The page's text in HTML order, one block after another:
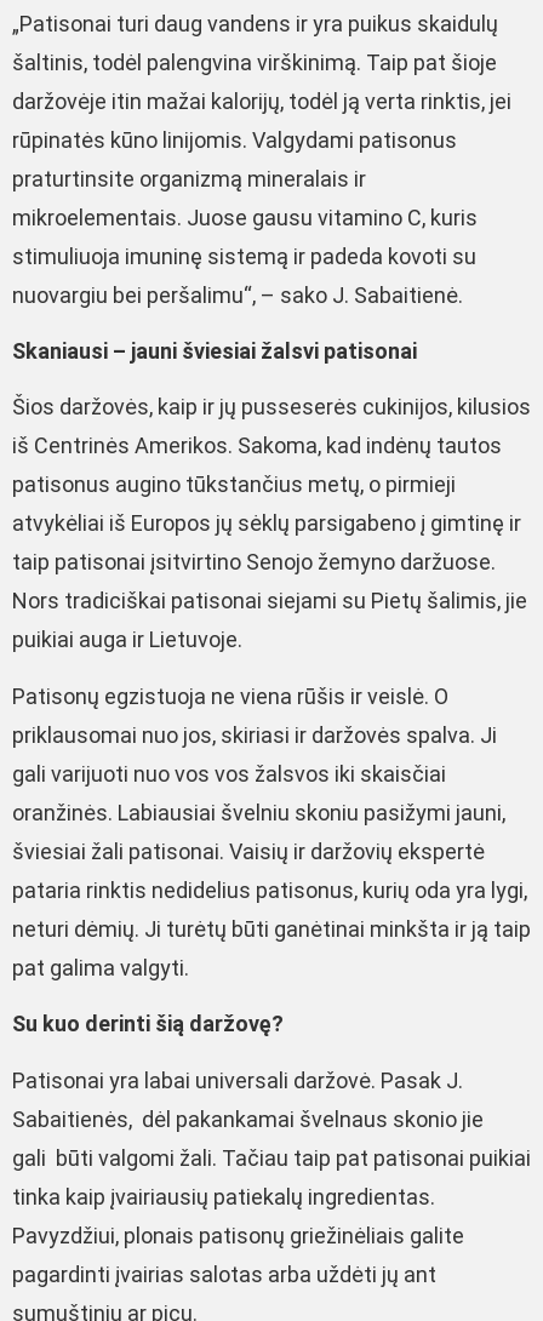
„Patisonai turi daug vandens ir yra puikus skaidulų
šaltinis, todėl palengvina virškinimą. Taip pat šioje
daržovėje itin mažai kalorijų, todėl ją verta rinktis, jei
rūpinatės kūno linijomis. Valgydami patisonus
praturtinsite organizmą mineralais ir
mikroelementais. Juose gausu vitamino C, kuris
stimuliuoja imuninę sistemą ir padeda kovoti su
nuovargiu bei peršalimu“, – sako J. Sabaitienė.
Skaniausi – jauni šviesiai žalsvi patisonai
Šios daržovės, kaip ir jų pusseserės cukinijos, kilusios
iš Centrinės Amerikos. Sakoma, kad indėnų tautos
patisonus augino tūkstančius metų, o pirmieji
atvykėliai iš Europos jų sėklų parsigabeno į gimtinę ir
taip patisonai įsitvirtino Senojo žemyno daržuose.
Nors tradiciškai patisonai siejami su Pietų šalimis, jie
puikiai auga ir Lietuvoje.
Patisonų egzistuoja ne viena rūšis ir veislė. O
priklausomai nuo jos, skiriasi ir daržovės spalva. Ji
gali varijuoti nuo vos vos žalsvos iki skaisčiai
oranžinės. Labiausiai švelniu skoniu pasižymi jauni,
šviesiai žali patisonai. Vaisių ir daržovių ekspertė
pataria rinktis nedidelius patisonus, kurių oda yra lygi,
neturi dėmių. Ji turėtų būti ganėtinai minkšta ir ją taip
pat galima valgyti.
Su kuo derinti šią daržovę?
Patisonai yra labai universali daržovė. Pasak J.
Sabaitienės, dėl pakankamai švelnaus skonio jie
gali būti valgomi žali. Tačiau taip pat patisonai puikiai
tinka kaip įvairiausių patiekalų ingredientas.
Pavyzdžiui, plonais patisonų griežinėliais galite
pagardinti įvairias salotas arba uždėti jų ant
sumuštinių ar picų.